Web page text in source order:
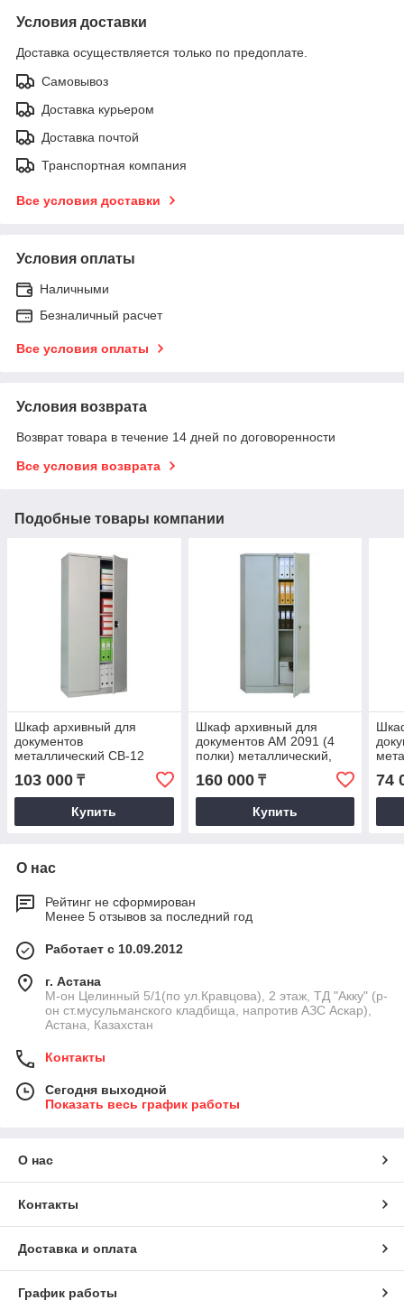
Условия доставки
Доставка осуществляется только по предоплате.
Самовывоз
Доставка курьером
Доставка почтой
Транспортная компания
Все условия доставки
Условия оплаты
Наличными
Безналичный расчет
Все условия оплаты
Условия возврата
Возврат товара в течение 14 дней по договоренности
Все условия возврата
Подобные товары компании
Шкаф архивный для
документов
металлический CB-12
Практик, шкаф
металлический
103 000 ₸
Купить
Шкаф архивный для
документов AM 2091 (4
полки) металлический,
шкаф офисный
160 000₸
Купить
74
О нас
Рейтинг не сформирован
Менее 5 отзывов за последний год
Работает с 10.09.2012
г. Астана
М-он Целинный 5/1(по ул.Кравцова), 2 этаж, ТД "Акку" (р-
он ст.мусульманского кладбища, напротив АЗС Аскар),
Астана, Казахстан
Контакты
Сегодня выходной
Показать весь график работы
О нас
Контакты
Доставка и оплата
График работы